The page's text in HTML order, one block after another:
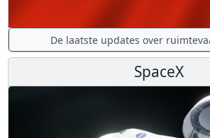
De laatste updates over
SpaceX